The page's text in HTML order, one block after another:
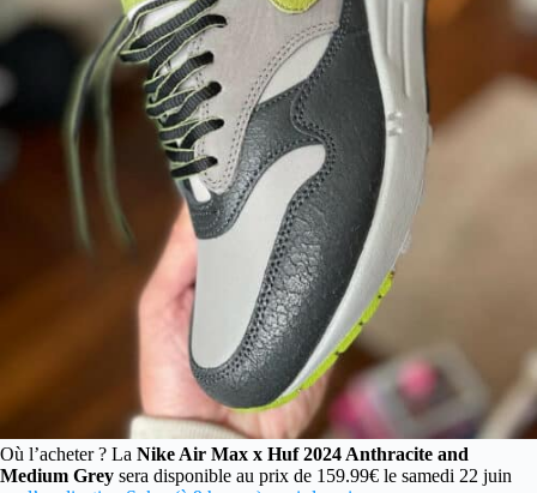
Où l’acheter ? La Nike Air Max x Huf 2024 Anthracite and
Medium Grey sera disponible au prix de 159.99€ le samedi 22 juin